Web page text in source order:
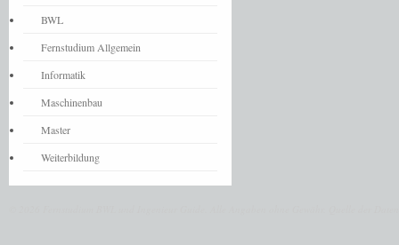
BWL
Fernstudium Allgemein
Informatik
Maschinenbau
Master
Weiterbildung